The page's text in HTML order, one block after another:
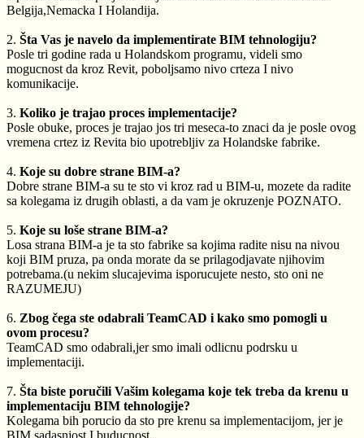
Belgija,Nemacka I Holandija.
2. Šta Vas je navelo da implementirate BIM tehnologiju?
Posle tri godine rada u Holandskom programu, videli smo
mogucnost da kroz Revit, poboljsamo nivo crteza I nivo
komunikacije.
3. Koliko je trajao proces implementacije?
Posle obuke, proces je trajao jos tri meseca-to znaci da je posle ovog
vremena crtez iz Revita bio upotrebljiv za Holandske fabrike.
4. Koje su dobre strane BIM-a?
Dobre strane BIM-a su te sto vi kroz rad u BIM-u, mozete da radite
sa kolegama iz drugih oblasti, a da vam je okruzenje POZNATO.
5. Koje su loše strane BIM-a?
Losa strana BIM-a je ta sto fabrike sa kojima radite nisu na nivou
koji BIM pruza, pa onda morate da se prilagodjavate njihovim
potrebama.(u nekim slucajevima isporucujete nesto, sto oni ne
RAZUMEJU)
6. Zbog čega ste odabrali TeamCAD i kako smo pomogli u
ovom procesu?
TeamCAD smo odabrali,jer smo imali odlicnu podrsku u
implementaciji.
7. Šta biste poručili Vašim kolegama koje tek treba da krenu u
implementaciju BIM tehnologije?
Kolegama bih porucio da sto pre krenu sa implementacijom, jer je
BIM sadasnjost I buducnost.